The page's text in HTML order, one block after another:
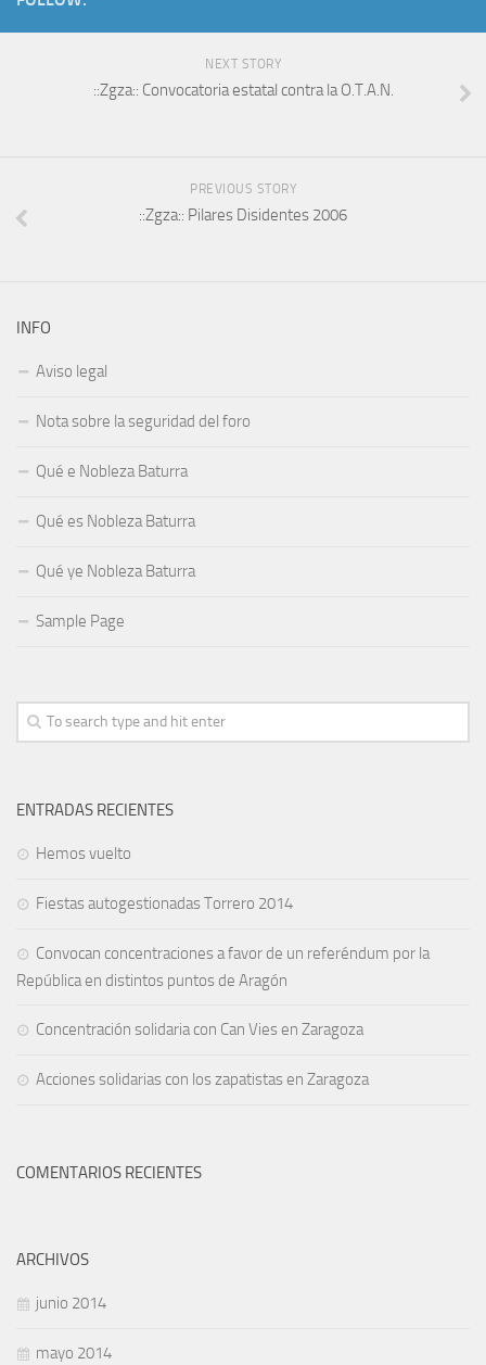
NEXT STORY
::Zgza:: Convocatoria estatal contra la O.T.A.N.
PREVIOUS STORY
::Zgza:: Pilares Disidentes 2006
INFO
Aviso legal
Nota sobre la seguridad del foro
Qué e Nobleza Baturra
Qué es Nobleza Baturra
Qué ye Nobleza Baturra
Sample Page
ENTRADAS RECIENTES
Hemos vuelto
Fiestas autogestionadas Torrero 2014
Convocan concentraciones a favor de un referéndum por la
República en distintos puntos de Aragón
Concentración solidaria con Can Vies en Zaragoza
Acciones solidarias con los zapatistas en Zaragoza
COMENTARIOS RECIENTES
ARCHIVOS
junio 2014
mayo 2014